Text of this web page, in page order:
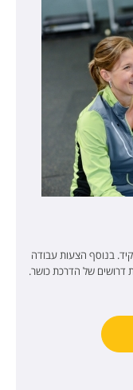
בנוסף הצעות עבודה
דרושים של הדרכת כושר.